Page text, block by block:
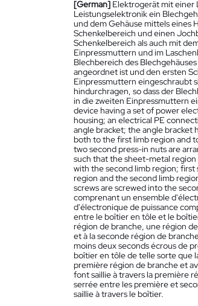
[German] Elektrogerät mit einer
Leistungselektronik ein
und dem Gehäuse mittels eines
Schenkelbereich und einen
Schenkelbereich als auch mit
Einpressmuttern und im
Blechbereich des
angeordnet ist und den ersten
Einpressmuttern eingeschraubt
hindurchragen, so dass der
in die zweiten Einpressmuttern
device having a set of power
housing; an electrical PE
angle bracket; the angle bracket
both to the first limb region and
two second press-in nuts are
such that the sheet-metal
with the second limb region;
region and the second limb
screws are screwed into the
comprenant un ensemble
d'électronique de puissance
entre le boîtier en tôle et le
région de branche, une région
et à la seconde région de
moins deux seconds écrous de
boîtier en tôle de telle sorte que
première région de branche et
font saillie à travers la première
serrée entre les première et
saillie à travers le boîtier.